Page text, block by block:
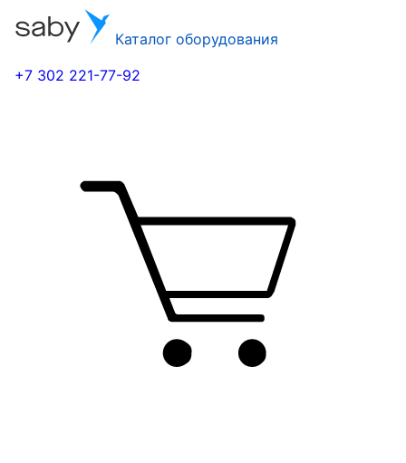
Каталог оборудования
+7 302 221-77-92